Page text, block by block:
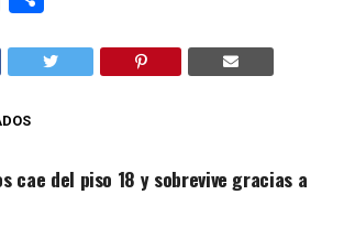
cae del piso 18 y sobrevive gracias a